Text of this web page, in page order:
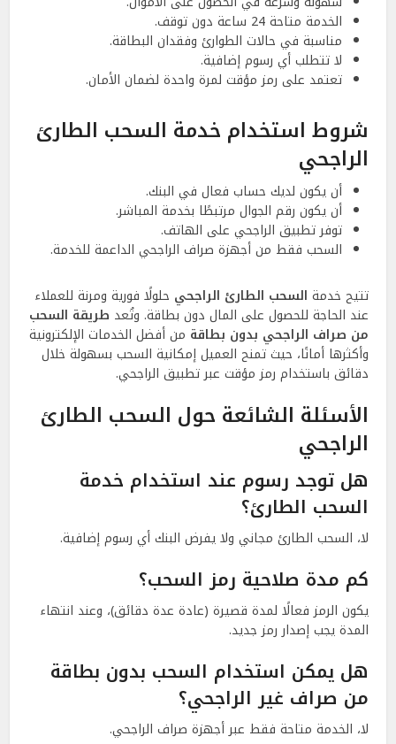
الخدمة متاحة 24 ساعة دون توقف.
مناسبة في حالات الطوارئ وفقدان البطاقة.
لا تتطلب أي رسوم إضافية.
تعتمد على رمز مؤقت لمرة واحدة لضمان الأمان.
شروط استخدام خدمة السحب الطارئ
الراجحي
أن يكون لديك حساب فعال في البنك.
أن يكون رقم الجوال مرتبطًا بخدمة المباشر.
توفر تطبيق الراجحي على الهاتف.
السحب فقط من أجهزة صراف الراجحي الداعمة للخدمة.
تتيح خدمة السحب الطارئ الراجحي حلولًا فورية ومرنة للعملاء
عند الحاجة للحصول على المال دون بطاقة. وتُعد طريقة السحب
من صراف الراجحي بدون بطاقة من أفضل الخدمات الإلكترونية
وأكثرها أمانًا، حيث تمنح العميل إمكانية السحب بسهولة خلال
دقائق باستخدام رمز مؤقت عبر تطبيق الراجحي.
الأسئلة الشائعة حول السحب الطارئ
الراجحي
هل توجد رسوم عند استخدام خدمة
السحب الطارئ؟
لا، السحب الطارئ مجاني ولا يفرض البنك أي رسوم إضافية.
كم مدة صلاحية رمز السحب؟
يكون الرمز فعالًا لمدة قصيرة (عادة عدة دقائق)، وعند انتهاء
المدة يجب إصدار رمز جديد.
هل يمكن استخدام السحب بدون بطاقة
من صراف غير الراجحي؟
لا، الخدمة متاحة فقط عبر أجهزة صراف الراجحي.